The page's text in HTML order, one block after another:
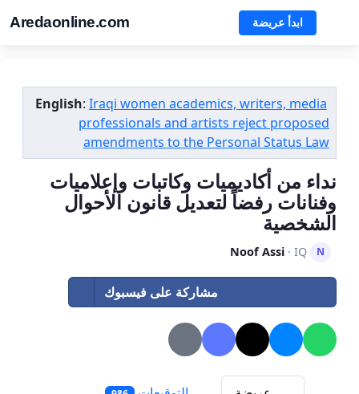
Aredaonline.com ابدأ عريضة
English: Iraqi women academics, writers, media
professionals and artists reject proposed
amendments to the Personal Status Law
نداء من أكاديميات وكاتبات وإعلاميات
وفنانات رفضاً لتعديل قانون الأحوال
الشخصية
N
Noof Assi · IQ
مشاركة على فيسبوك